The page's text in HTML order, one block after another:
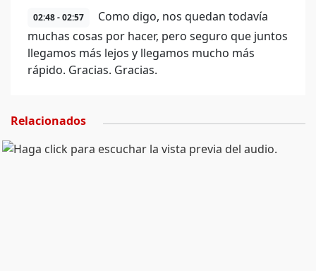
02:48 - 02:57
Como digo, nos quedan todavía
muchas cosas por hacer, pero seguro que juntos
llegamos más lejos y llegamos mucho más
rápido. Gracias. Gracias.
Relacionados